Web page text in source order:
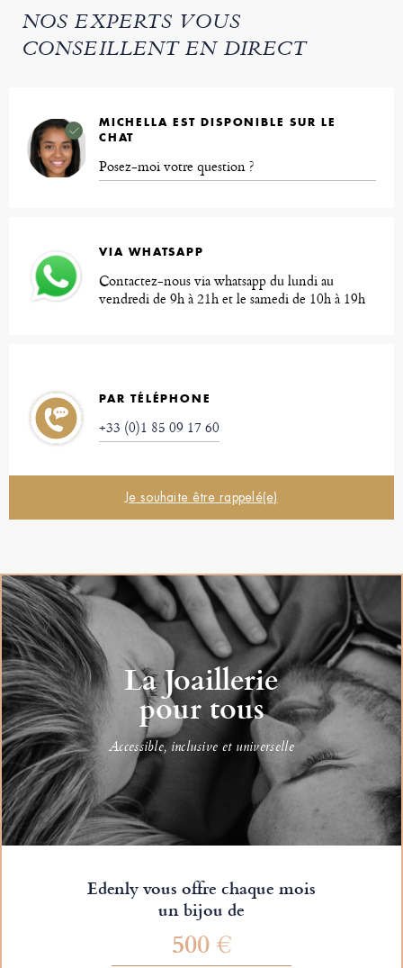
NOS EXPERTS VOUS
CONSEILLENT EN DIRECT
MICHELLA EST DISPONIBLE SUR LE
CHAT
Posez-moi votre question ?
VIA WHATSAPP
Contactez-nous via whatsapp du lundi au
vendredi de 9h à 21h et le samedi de 10h à 19h
PAR TÉLÉPHONE
+33 (0)1 85 09 17 60
Je souhaite être rappelé(e)
La Joaillerie
pour tous
Accessible, inclusive et universelle
Edenly vous offre chaque mois
un bijou de
500 €